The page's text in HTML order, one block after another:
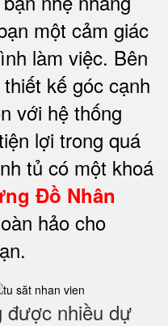
một cảm giác
làm việc. Bên
kế góc cạnh
với hệ thống
lợi trong quá
tủ có một khoá
Đồ Nhân
hảo cho
được nhiều dự